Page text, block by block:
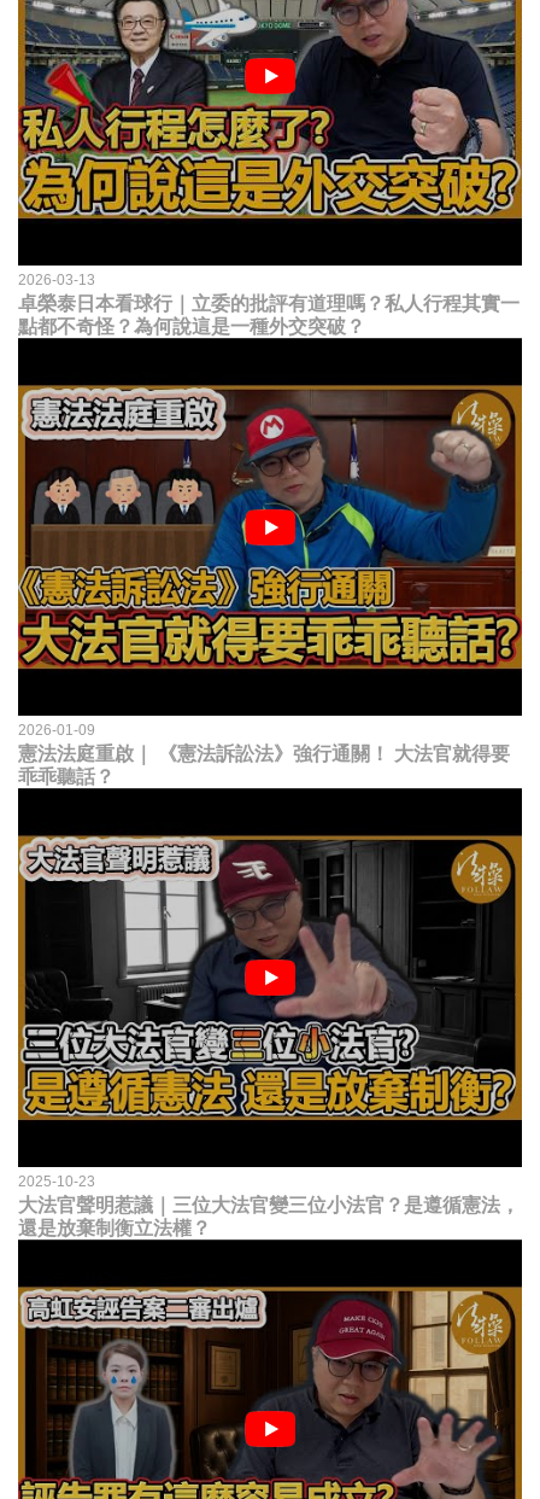
2026-03-13
卓榮泰日本看球行｜立委的批評有道理嗎？私人行程其實一
點都不奇怪？為何說這是一種外交突破？
2026-01-09
憲法法庭重啟｜ 《憲法訴訟法》強行通關！ 大法官就得要
乖乖聽話？
2025-10-23
大法官聲明惹議｜三位大法官變三位小法官？是遵循憲法，
還是放棄制衡立法權？